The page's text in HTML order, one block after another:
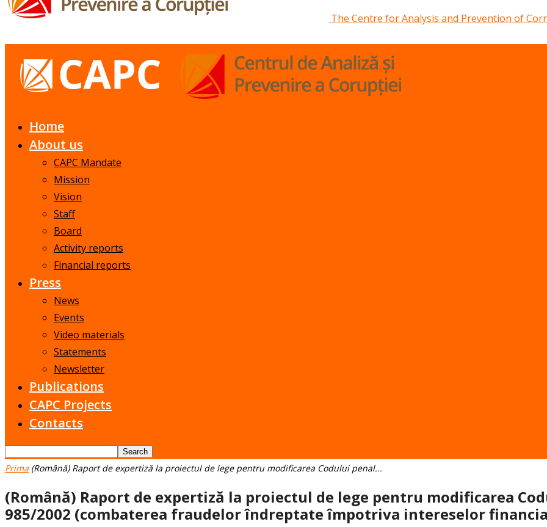
The Centre for Analysis and Prevention of
Home
About us
CAPC Mandate
Mission
Vision
Staff
Board
Activity reports
Financial reports
Press
News
Events
Video materials
Statements
Newsletter
Publications
CAPC Projects
Contacts
Prima (Română) Raport de expertiză la proiectul de lege pentru modificarea Codului penal...
(Română) Raport de expertiză la proiectul de lege pentru modificarea
985/2002 (combaterea fraudelor îndreptate împotriva intereselor